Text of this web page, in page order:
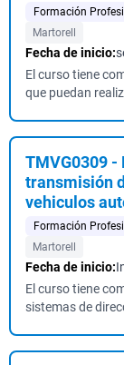
Formación
Martorell
Fecha de inicio:
El curso tiene
que puedan
TMVG0309
transmisión
vehiculos
Formación
Martorell
Fecha de inicio:
El curso tiene
sistemas de